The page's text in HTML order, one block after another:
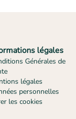
légales
Générales de
légales
personnelles
les cookies